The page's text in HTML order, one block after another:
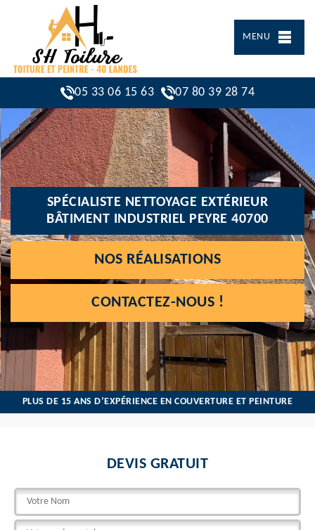
MENU
05 33 06 15 63 07 80 39 28 74
SPÉCIALISTE NETTOYAGE EXTÉRIEUR
BÂTIMENT INDUSTRIEL PEYRE 40700
NOS RÉALISATIONS
CONTACTEZ-NOUS !
PLUS DE 15 ANS D’EXPÉRIENCE EN COUVERTURE ET PEINTURE
DEVIS GRATUIT